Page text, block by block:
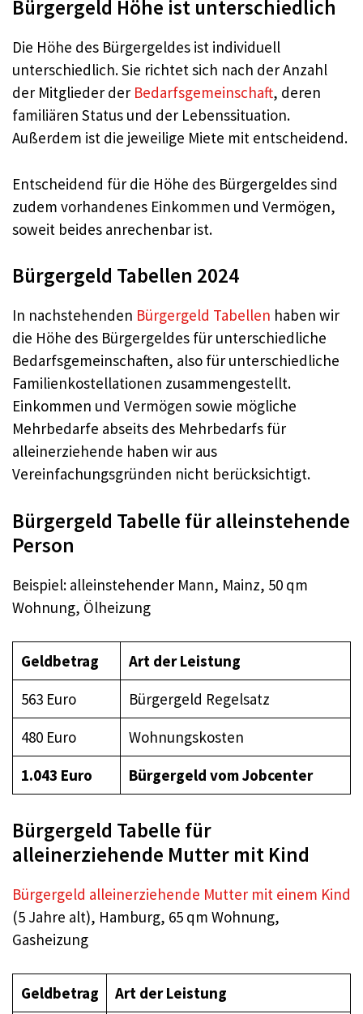
Bürgergeld Höhe ist unterschiedlich
Die Höhe des Bürgergeldes ist individuell
unterschiedlich. Sie richtet sich nach der Anzahl
der Mitglieder der Bedarfsgemeinschaft, deren
familiären Status und der Lebenssituation.
Außerdem ist die jeweilige Miete mit entscheidend.
Entscheidend für die Höhe des Bürgergeldes sind
zudem vorhandenes Einkommen und Vermögen,
soweit beides anrechenbar ist.
Bürgergeld Tabellen 2024
In nachstehenden Bürgergeld Tabellen haben wir
die Höhe des Bürgergeldes für unterschiedliche
Bedarfsgemeinschaften, also für unterschiedliche
Familienkostellationen zusammengestellt.
Einkommen und Vermögen sowie mögliche
Mehrbedarfe abseits des Mehrbedarfs für
alleinerziehende haben wir aus
Vereinfachungsgründen nicht berücksichtigt.
Bürgergeld Tabelle für alleinstehende
Person
Beispiel: alleinstehender Mann, Mainz, 50 qm
Wohnung, Ölheizung
Geldbetrag
Art der Leistung
563 Euro
Bürgergeld Regelsatz
480 Euro
Wohnungskosten
1.043 Euro
Bürgergeld vom Jobcenter
Bürgergeld Tabelle für
alleinerziehende Mutter mit Kind
Bürgergeld alleinerziehende Mutter mit einem Kind
(5 Jahre alt), Hamburg, 65 qm Wohnung,
Gasheizung
Geldbetrag
Art der Leistung